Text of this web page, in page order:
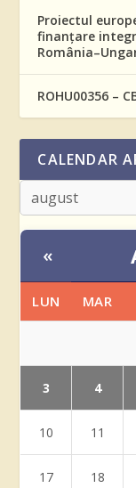
Proiectul
finanțare
ROHU00356 –
CALENDAR
«
LUN MAR
3 4
10 11
17 18